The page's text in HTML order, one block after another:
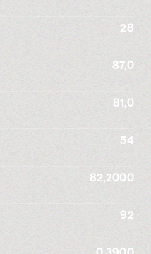
28
87,0
81,0
54
82,2000
92